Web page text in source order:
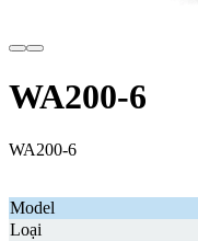
WA200-6
WA200-6
Model
Loại